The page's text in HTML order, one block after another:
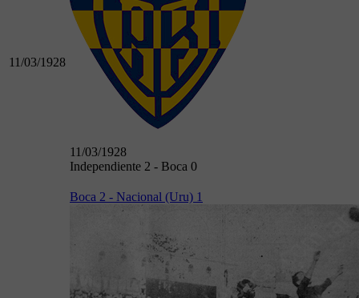
11/03/1928
11/03/1928
Independiente 2 - Boca 0
Boca 2 - Nacional (Uru) 1